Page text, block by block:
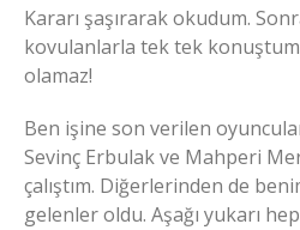
Kararı şaşırarak okudum.
kovulanlarla tek tek
olamaz!
Ben işine son verilen
Sevinç Erbulak ve Mahperi
çalıştım. Diğerlerinden de
gelenler oldu. Aşağı yukarı